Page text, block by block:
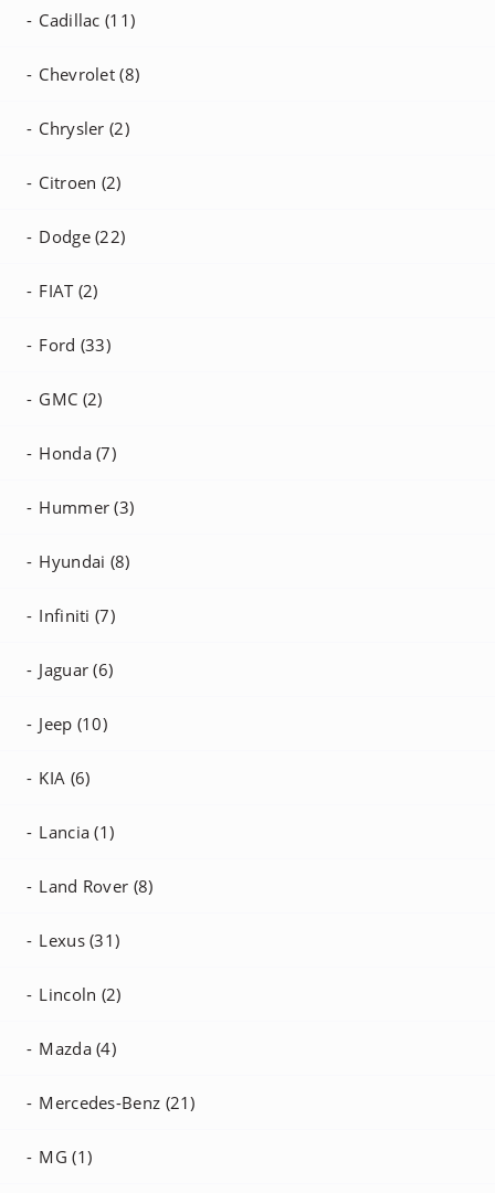
Cadillac (11)
Chevrolet (8)
Chrysler (2)
Citroen (2)
Dodge (22)
FIAT (2)
Ford (33)
GMC (2)
Honda (7)
Hummer (3)
Hyundai (8)
Infiniti (7)
Jaguar (6)
Jeep (10)
KIA (6)
Lancia (1)
Land Rover (8)
Lexus (31)
Lincoln (2)
Mazda (4)
Mercedes-Benz (21)
MG (1)